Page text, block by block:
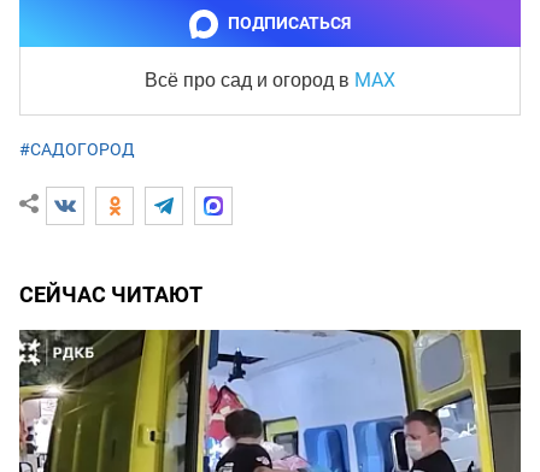
ПОДПИСАТЬСЯ
Всё про сад и огород в MAX
#САДОГОРОД
СЕЙЧАС ЧИТАЮТ